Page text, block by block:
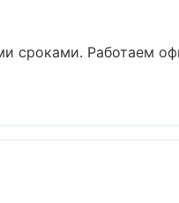
сроками. Работаем